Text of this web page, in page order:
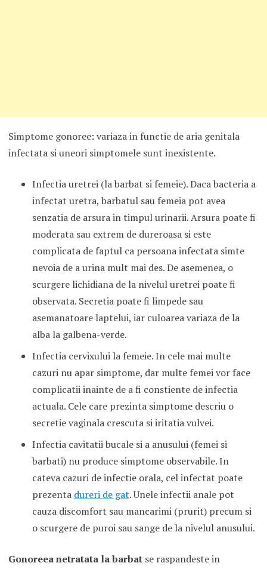
Simptome gonoree: variaza in functie de aria genitala
infectata si uneori simptomele sunt inexistente.
Infectia uretrei (la barbat si femeie). Daca bacteria a
infectat uretra, barbatul sau femeia pot avea
senzatia de arsura in timpul urinarii. Arsura poate fi
moderata sau extrem de dureroasa si este
complicata de faptul ca persoana infectata simte
nevoia de a urina mult mai des. De asemenea, o
scurgere lichidiana de la nivelul uretrei poate fi
observata. Secretia poate fi limpede sau
asemanatoare laptelui, iar culoarea variaza de la
alba la galbena-verde.
Infectia cervixului la femeie. In cele mai multe
cazuri nu apar simptome, dar multe femei vor face
complicatii inainte de a fi constiente de infectia
actuala. Cele care prezinta simptome descriu o
secretie vaginala crescuta si iritatia vulvei.
Infectia cavitatii bucale si a anusului (femei si
barbati) nu produce simptome observabile. In
cateva cazuri de infectie orala, cel infectat poate
prezenta dureri de gat. Unele infectii anale pot
cauza discomfort sau mancarimi (prurit) precum si
o scurgere de puroi sau sange de la nivelul anusului.
Gonoreea netratata la barbat se raspandeste in